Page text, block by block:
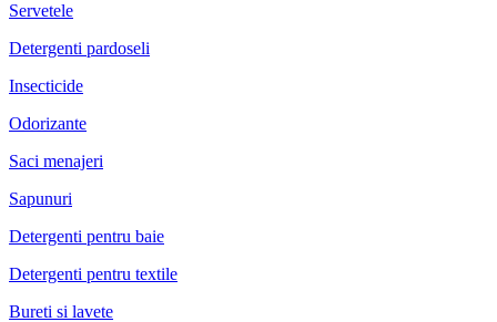
Servetele
Detergenti pardoseli
Insecticide
Odorizante
Saci menajeri
Sapunuri
Detergenti pentru baie
Detergenti pentru textile
Bureti si lavete